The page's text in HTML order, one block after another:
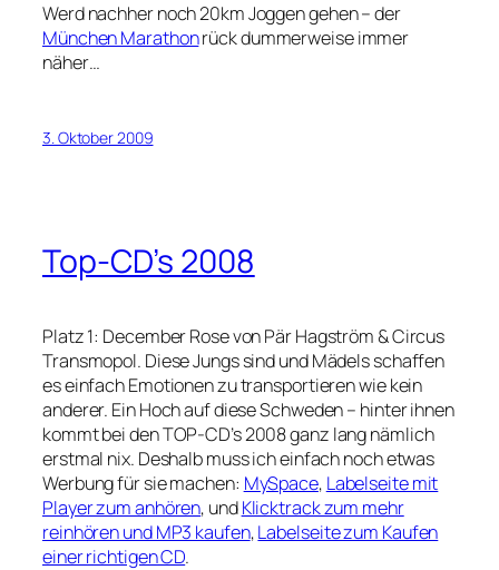
Werd nachher noch 20km Joggen gehen – der
München Marathonrück dummerweise immer
näher…
3. Oktober 2009
Top-CD’s 2008
Platz 1: December Rose von Pär Hagström & Circus
Transmopol. Diese Jungs sind und Mädels schaffen
es einfach Emotionen zu transportieren wie kein
anderer. Ein Hoch auf diese Schweden – hinter ihnen
kommt bei den TOP-CD’s 2008 ganz lang nämlich
erstmal nix. Deshalb muss ich einfach noch etwas
Werbung für sie machen: MySpace, Labelseite mit
Player zum anhören, undKlicktrack zum mehr
reinhören und MP3 kaufen,Labelseite zum Kaufen
einer richtigen CD.